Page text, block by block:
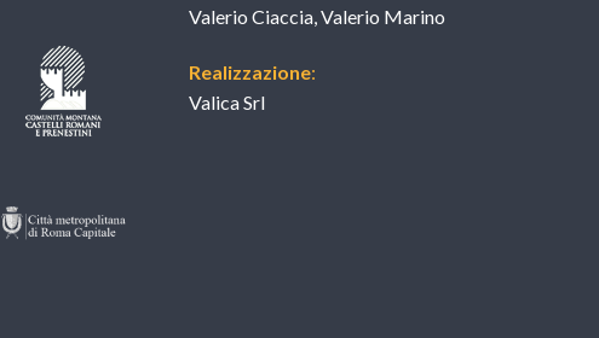
Valerio Ciaccia, Valerio Marino
Realizzazione:
Valica Srl